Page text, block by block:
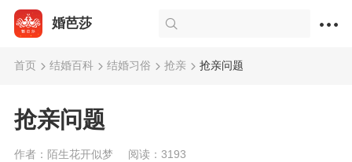
婚芭莎
首页 结婚百科 结婚习俗 抢亲 抢亲问题
抢亲问题
作者：陌生花开似梦 阅读：3193